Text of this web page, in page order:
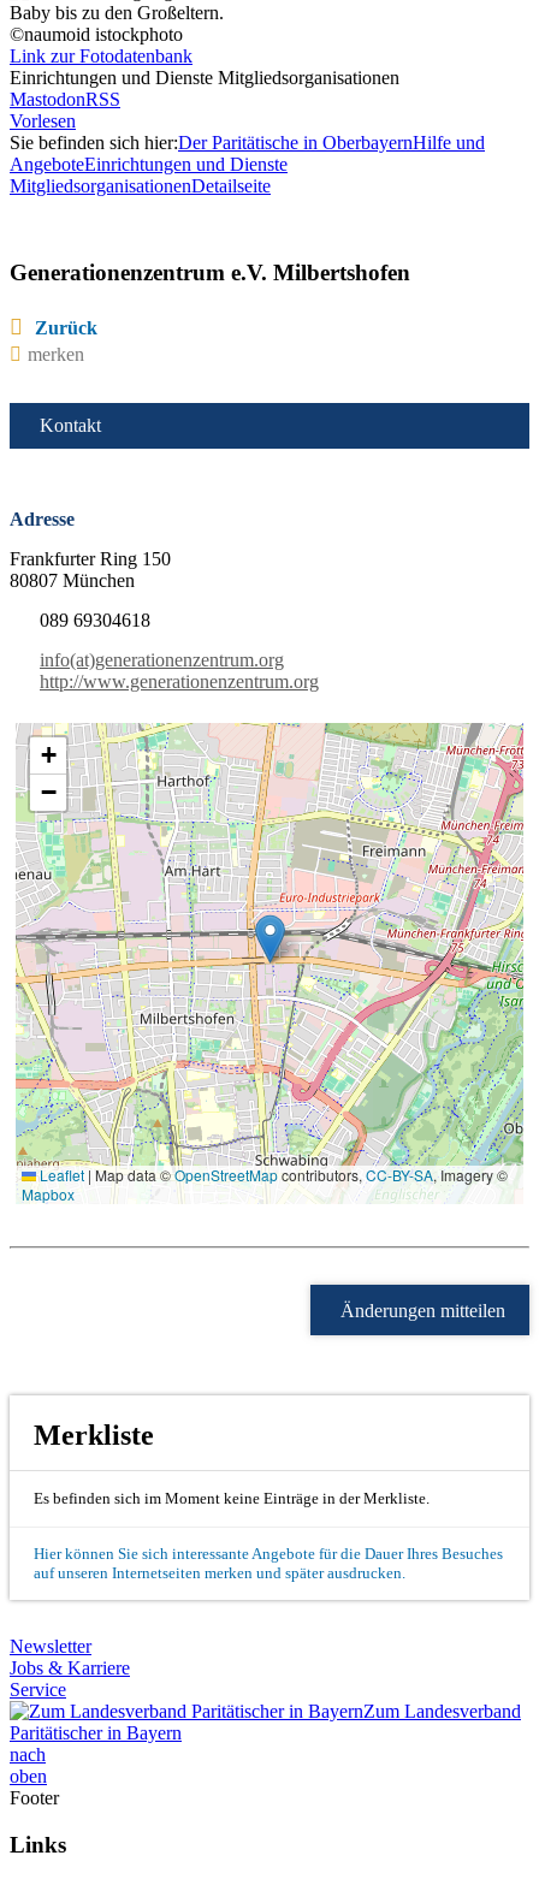
©naumoid istockphoto
Link zur Fotodatenbank
Einrichtungen und Dienste Mitgliedsorganisationen
MastodonRSS
Vorlesen
Sie befinden sich hier:Der Paritätische in OberbayernHilfe und
AngeboteEinrichtungen und Dienste
MitgliedsorganisationenDetailseite
Generationenzentrum e.V. Milbertshofen
Zurück
merken
Kontakt
Adresse
Frankfurter Ring 150
80807 München
089 69304618
info(at)generationenzentrum.org
http://www.generationenzentrum.org
+
−
Leaflet |Map data ©OpenStreetMapcontributors, CC-BY-SA, Imagery ©
Mapbox
Änderungen mitteilen
Merkliste
Es befinden sich im Moment keine Einträge in der Merkliste.
Hier können Sie sich interessante Angebote für die Dauer Ihres Besuches
auf unseren Internetseiten merken und später ausdrucken.
Newsletter
Jobs & Karriere
Service
Zum Landesverband
Paritätischer in Bayern
nach
oben
Footer
Links